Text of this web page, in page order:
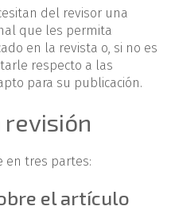
del revisor una
que les permita
en la revista o, si no es
respecto a las
para su publicación.
en tres partes:
el artículo